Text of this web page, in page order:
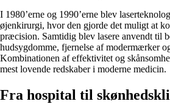
I 1980’erne og 1990’erne blev
øjenkirurgi, hvor den gjorde det muligt at
præcision. Samtidig blev lasere anvendt til
hudsygdomme, fjernelse af modermærker
Kombinationen af effektivitet og
mest lovende redskaber i moderne medicin.
Fra hospital til